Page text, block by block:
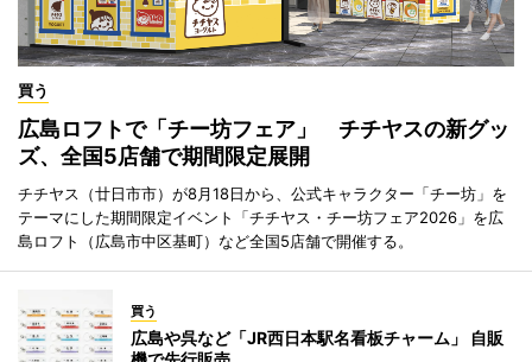
買う
広島ロフトで「チー坊フェア」 チチヤスの新グッ
ズ、全国5店舗で期間限定展開
チチヤス（廿日市市）が8月18日から、公式キャラクター「チー坊」を
テーマにした期間限定イベント「チチヤス・チー坊フェア2026」を広
島ロフト（広島市中区基町）など全国5店舗で開催する。
買う
広島や呉など「JR西日本駅名看板チャーム」 自販